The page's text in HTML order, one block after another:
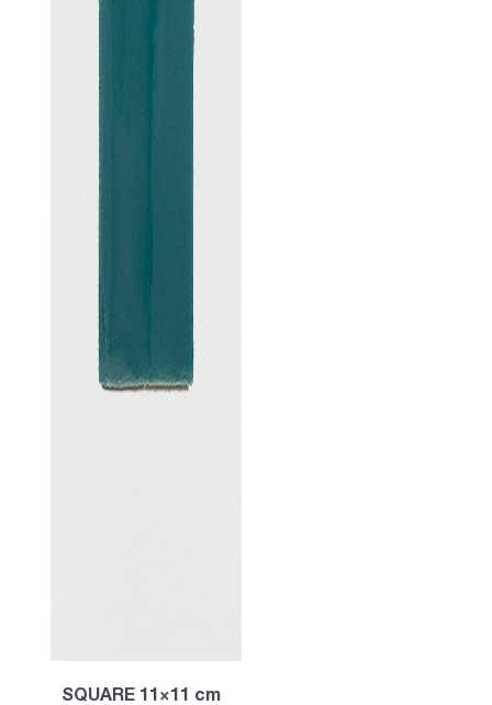
SQUARE 11×11 cm